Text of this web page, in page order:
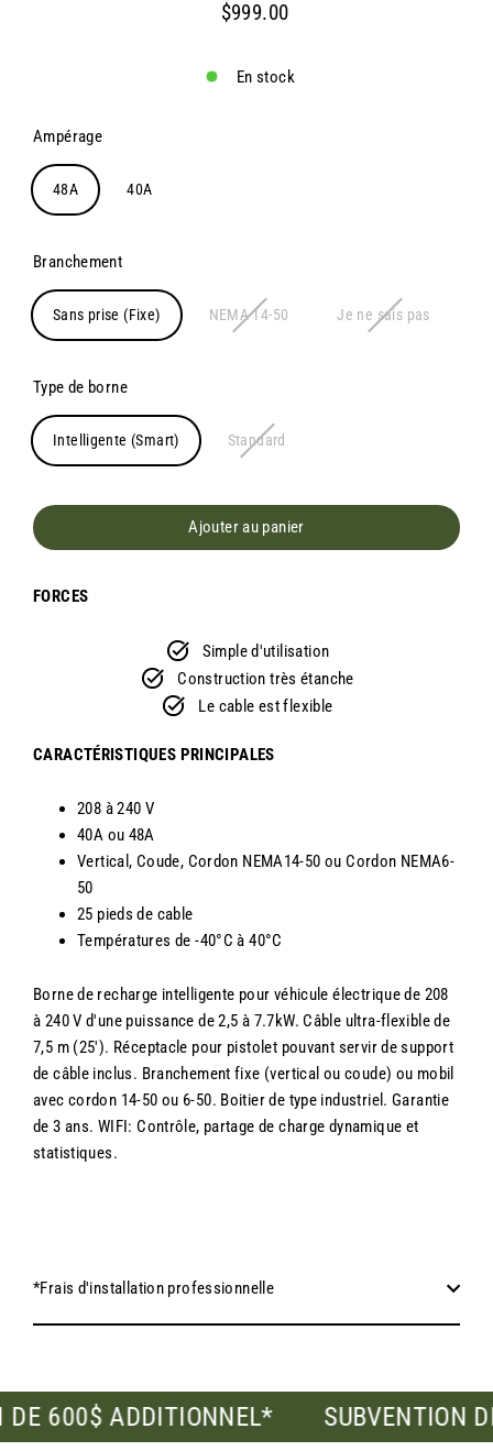
$999.00
En stock
Ampérage
48A 40A
Branchement
Sans prise (Fixe) NEMA 14-50 Je ne sais pas
Type de borne
Intelligente (Smart) Standard
Ajouter au panier
FORCES
Simple d'utilisation
Construction très étanche
Le cable est flexible
CARACTÉRISTIQUES PRINCIPALES
208 à 240 V
40A ou 48A
Vertical, Coude, Cordon NEMA14-50 ou Cordon NEMA6-
50
25 pieds de cable
Températures de-40°C à 40°C
Borne de recharge intelligente pour véhicule électrique de 208
à 240 V d'une puissance de 2,5 à 7.7kW. Câble ultra-flexible de
7,5 m (25'). Réceptacle pour pistolet pouvant servir de support
de câble inclus. Branchement fixe (vertical ou coude) ou mobil
avec cordon 14-50 ou 6-50. Boitier de type industriel. Garantie
de 3 ans. WIFI: Contrôle, partage de charge dynamique et
statistiques.
*Frais d'installation professionnelle
SUBVENTION DE 600$